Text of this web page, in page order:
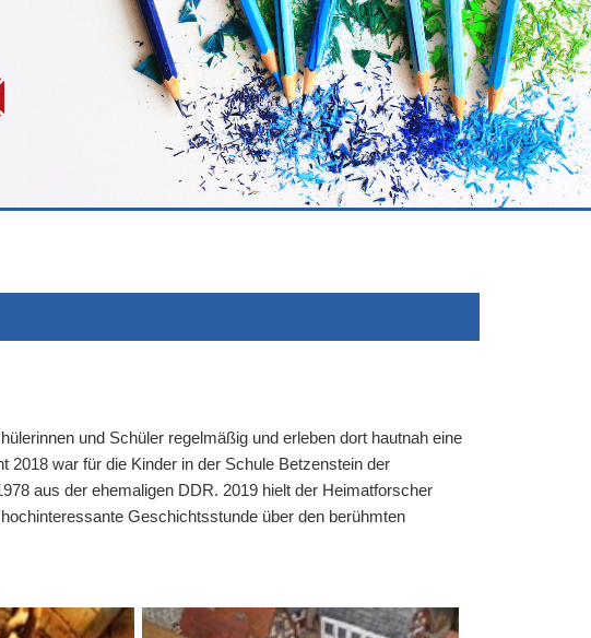
und Schüler regelmäßig und erleben dort hautnah eine
war für die Kinder in der Schule Betzenstein der
aus der ehemaligen DDR. 2019 hielt der Heimatforscher
Geschichtsstunde über den berühmten